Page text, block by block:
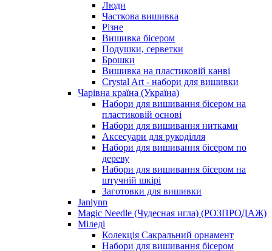
Люди
Часткова вишивка
Різне
Вишивка бісером
Подушки, серветки
Брошки
Вишивка на пластиковій канві
Crystal Art - набори для вишивки
Чарівна країна (Україна)
Набори для вишивання бісером на
пластиковій основі
Набори для вишивання нитками
Аксесуари для рукоділля
Набори для вишивання бісером по
дереву
Набори для вишивання бісером на
штучній шкірі
Заготовки для вишивки
Janlynn
Magic Needle (Чудесная игла) (РОЗПРОДАЖ)
Міледі
Колекція Сакральний орнамент
Набори для вишивання бісером